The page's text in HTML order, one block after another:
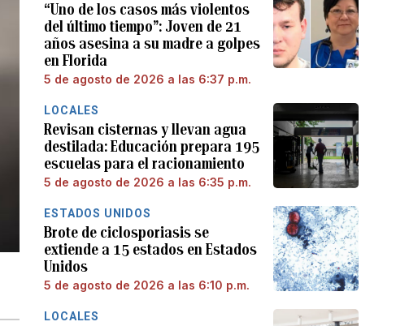
“Uno de los casos más violentos
del último tiempo”: Joven de 21
años asesina a su madre a golpes
en Florida
5 de agosto de 2026 a las 6:37 p.m.
LOCALES
Revisan cisternas y llevan agua
destilada: Educación prepara 195
escuelas para el racionamiento
5 de agosto de 2026 a las 6:35 p.m.
ESTADOS UNIDOS
Brote de ciclosporiasis se
extiende a 15 estados en Estados
Unidos
5 de agosto de 2026 a las 6:10 p.m.
LOCALES